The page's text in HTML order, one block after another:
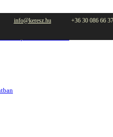
info@keresz.hu +36 30 086 66 37